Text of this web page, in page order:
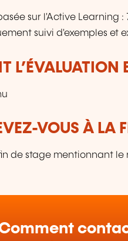
sur l'Active Learning
suivi d'exemples et
L’ÉVALUATION
VOUS À LA
de stage mentionnant le